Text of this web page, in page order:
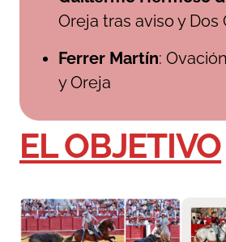
Oreja tras aviso y Dos
Ferrer Martín:
y Oreja
EL OBJETIVO